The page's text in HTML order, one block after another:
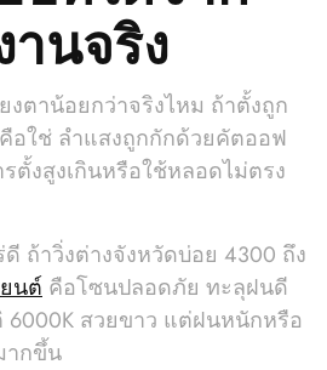
นจริง
งตาน้อยกว่าจริงไหม ถ้าตั้งถูก
อใช่ ลำแสงถูกกักด้วยคัตออฟ
ตั้งสูงเกินหรือใช้หลอดไม่ตรง
ถ้าวิ่งต่างจังหวัดบ่อย 4300 ถึง
นต์ คือโซนปลอดภัย ทะลุฝนดี
6000K สวยขาว แต่ฝนหนักหรือ
ากขึ้น